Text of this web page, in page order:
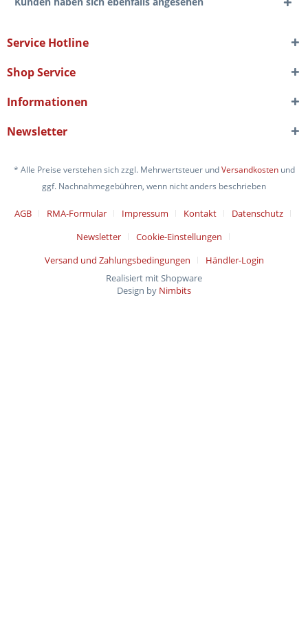
Service Hotline
Shop Service
Informationen
Newsletter
* Alle Preise verstehen sich zzgl. Mehrwertsteuer undVersandkostenund
ggf. Nachnahmegebühren, wenn nicht anders beschrieben
AGB RMA-Formular Impressum Kontakt
Datenschutz
Newsletter
Cookie-Einstellungen
Versand und Zahlungsbedingungen
Händler-Login
Realisiert mit Shopware
Design by Nimbits